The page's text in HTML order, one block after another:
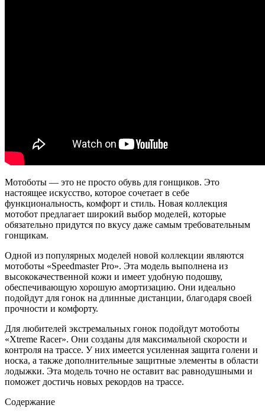
Мотоботы — это не просто обувь для гонщиков. Это
настоящее искусство, которое сочетает в себе
функциональность, комфорт и стиль. Новая коллекция
мотобот предлагает широкий выбор моделей, которые
обязательно придутся по вкусу даже самым требовательным
гонщикам.
Одной из популярных моделей новой коллекции являются
мотоботы «Speedmaster Pro». Эта модель выполнена из
высококачественной кожи и имеет удобную подошву,
обеспечивающую хорошую амортизацию. Они идеально
подойдут для гонок на длинные дистанции, благодаря своей
прочности и комфорту.
Для любителей экстремальных гонок подойдут мотоботы
«Xtreme Racer». Они созданы для максимальной скорости и
контроля на трассе. У них имеется усиленная защита голени и
носка, а также дополнительные защитные элементы в области
лодыжки. Эта модель точно не оставит вас равнодушными и
поможет достичь новых рекордов на трассе.
Содержание